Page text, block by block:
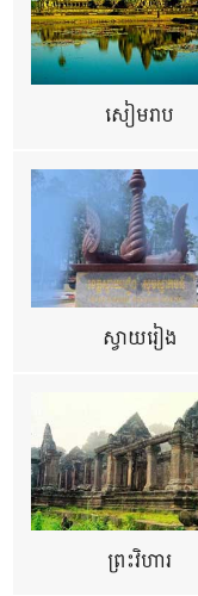
សៀមរាប
ស្វាយរៀង
ព្រះវិហារ